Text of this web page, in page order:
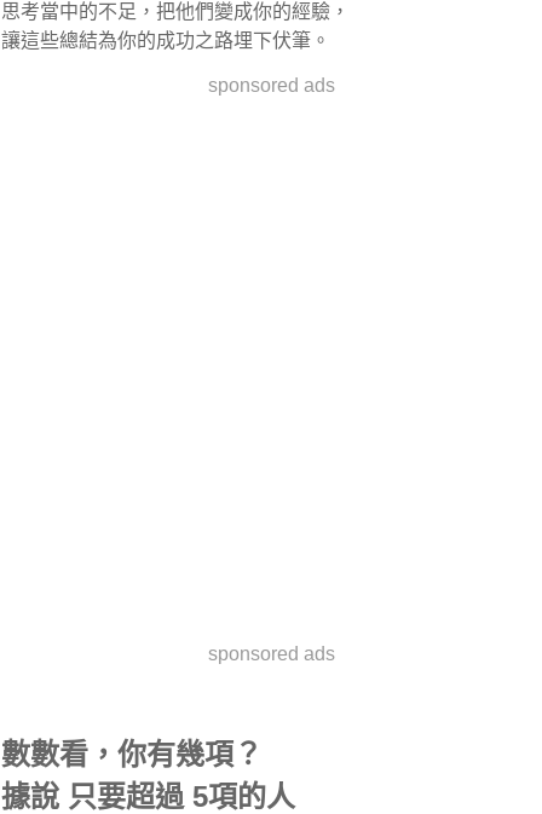
思考當中的不足，把他們變成你的經驗，
讓這些總結為你的成功之路埋下伏筆。
sponsored ads
sponsored ads
數數看，你有幾項？
據說 只要超過 5項的人